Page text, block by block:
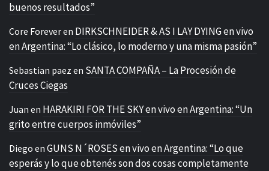
buenos resultados”
Core Foreveren DIRKSCHNEIDER & AS I LAY DYING en vivo
en Argentina: “Lo clásico, lo moderno y una misma pasión”
Sebastian paez en SANTA COMPAÑA – La Procesión de
Cruces Ciegas
Juan en HARAKIRI FOR THE SKY en vivo en Argentina: “Un
grito entre cuerpos inmóviles”
Diego en GUNS N´ROSES en vivo en Argentina: “Lo que
esperás y lo que obtenés son dos cosas completamente